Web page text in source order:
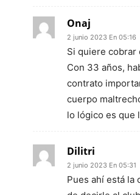
Onaj
2 junio 2023 En 05:16
Si quiere cobrar
Con 33 años,
contrato
cuerpo
lo lógico es que
Dilitri
2 junio 2023 En 05:31
Pues ahí está la